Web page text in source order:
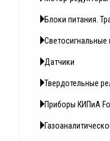
Блоки питания.
Светосигнальные
Датчики
Твердотельные
Приборы КИПиА